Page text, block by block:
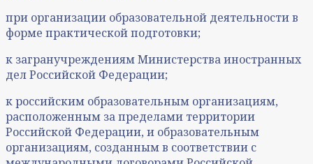
при организации образовательной деятельности в
форме практической подготовки;
к загранучреждениям Министерства иностранных
дел Российской Федерации;
к российским образовательным организациям,
расположенным за пределами территории
Российской Федерации, и образовательным
организациям, созданным в соответствии с